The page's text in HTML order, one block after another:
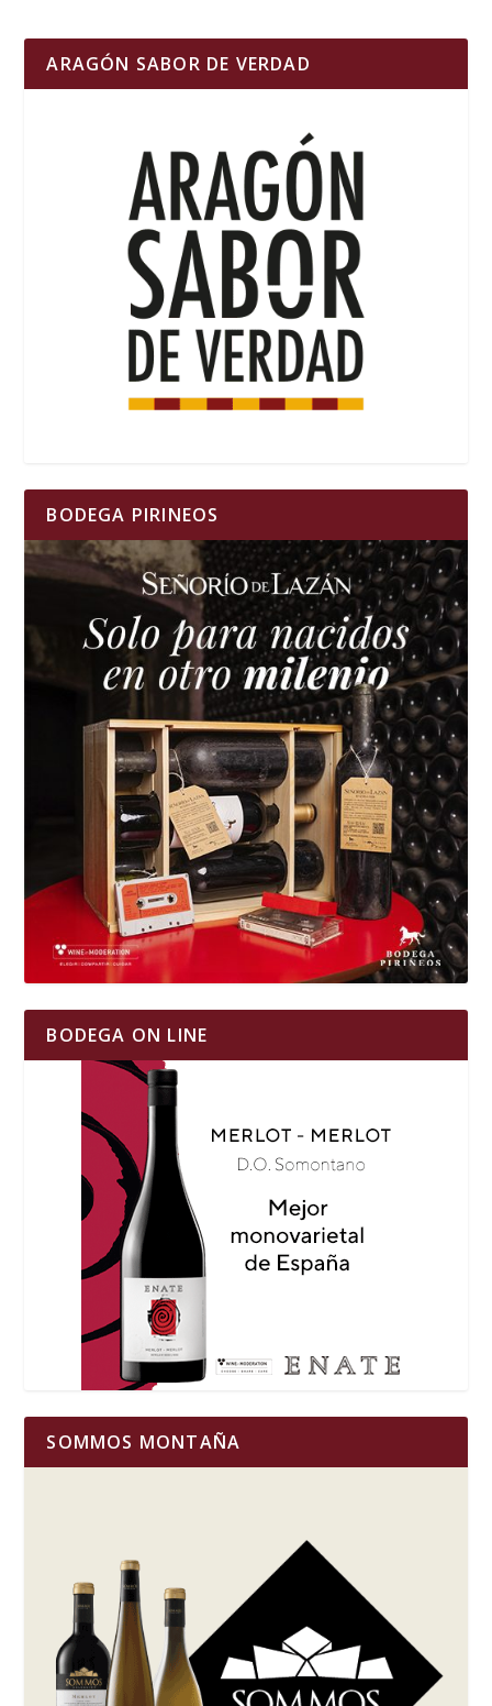
ARAGÓN SABOR DE VERDAD
BODEGA PIRINEOS
BODEGA ON LINE
SOMMOS MONTAÑA